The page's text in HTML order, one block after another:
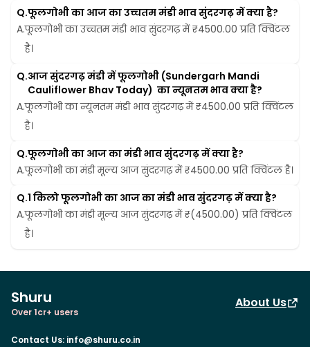
Q.फूलगोभी का आज का उच्चतम मंडी भाव सुंदरगढ़ में क्या है?
A.फूलगोभी का उच्चतम मंडी भाव सुंदरगढ़ में ₹4500.00 प्रति क्विंटल
है।
Q.आज सुंदरगढ़ मंडी में फूलगोभी (Sundergarh Mandi
Cauliflower Bhav Today)  का न्यूनतम भाव क्या है?
A.फूलगोभी का न्यूनतम मंडी भाव सुंदरगढ़ में ₹4500.00 प्रति क्विंटल
है।
Q.फूलगोभी का आज का मंडी भाव सुंदरगढ़ में क्या है?
A.फूलगोभी का मंडी मूल्य आज सुंदरगढ़ में ₹4500.00 प्रति क्विंटल है।
Q.1 किलो फूलगोभी का आज का मंडी भाव सुंदरगढ़ में क्या है?
A.फूलगोभी का मंडी मूल्य आज सुंदरगढ़ में ₹(4500.00) प्रति क्विंटल
है।
Shuru
Over 1cr+ users
About Us
Contact Us: info@shuru.co.in